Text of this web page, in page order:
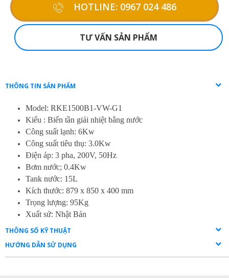
HOTLINE: 0967 024 486
TƯ VẤN SẢN PHẨM
THÔNG TIN SẢN PHẨM
Model: RKE1500B1-VW-G1
Kiểu : Biến tần giải nhiệt bằng nước
Công suất lạnh: 6Kw
Công suất tiêu thụ: 3.0Kw
Điện áp: 3 pha, 200V, 50Hz
Bơm nước; 0.4Kw
Tank nước: 15L
Kích thước: 879 x 850 x 400 mm
Trọng lượng: 95Kg
Xuất sứ: Nhật Bản
THÔNG SỐ KỸ THUẬT
HƯỚNG DẪN SỬ DỤNG